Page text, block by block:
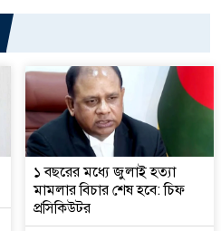
১ বছরের মধ্যে জুলাই হত্যা
মামলার বিচার শেষ হবে: চিফ
প্রসিকিউটর